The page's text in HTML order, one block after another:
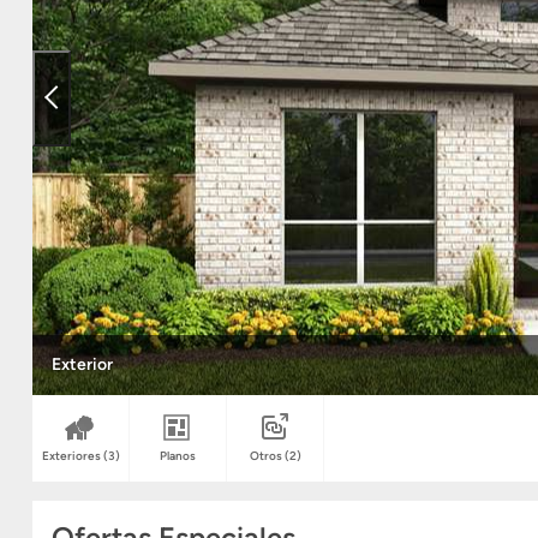
Exterior
Exteriores(3) Planos Otros(2)